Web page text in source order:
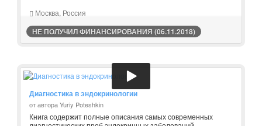
Москва, Россия
НЕ ПОЛУЧИЛ ФИНАНСИРОВАНИЯ (06.11.2018)
Диагностика в эндокринологии
от автора Yuriy Poteshkin
Книга содержит полные описания самых современных